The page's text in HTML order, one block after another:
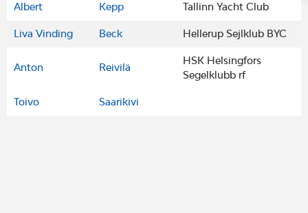
Albert Kepp Tallinn Yacht Club
Liva Vinding Beck Hellerup Sejlklub BYC
Anton Reivilä
HSK Helsingfors
Segelklubb rf
Toivo Saarikivi